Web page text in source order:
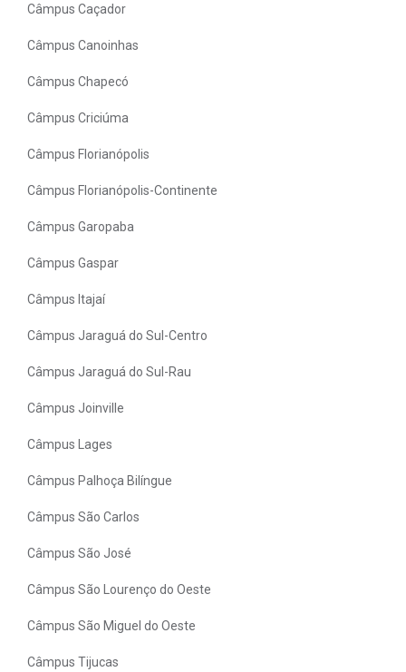
Câmpus Caçador
Câmpus Canoinhas
Câmpus Chapecó
Câmpus Criciúma
Câmpus Florianópolis
Câmpus Florianópolis-Continente
Câmpus Garopaba
Câmpus Gaspar
Câmpus Itajaí
Câmpus Jaraguá do Sul-Centro
Câmpus Jaraguá do Sul-Rau
Câmpus Joinville
Câmpus Lages
Câmpus Palhoça Bilíngue
Câmpus São Carlos
Câmpus São José
Câmpus São Lourenço do Oeste
Câmpus São Miguel do Oeste
Câmpus Tijucas